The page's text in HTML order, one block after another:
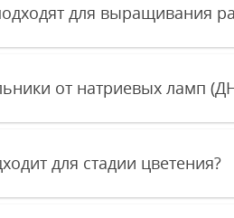
для выращивания
от натриевых ламп
для стадии цветения?